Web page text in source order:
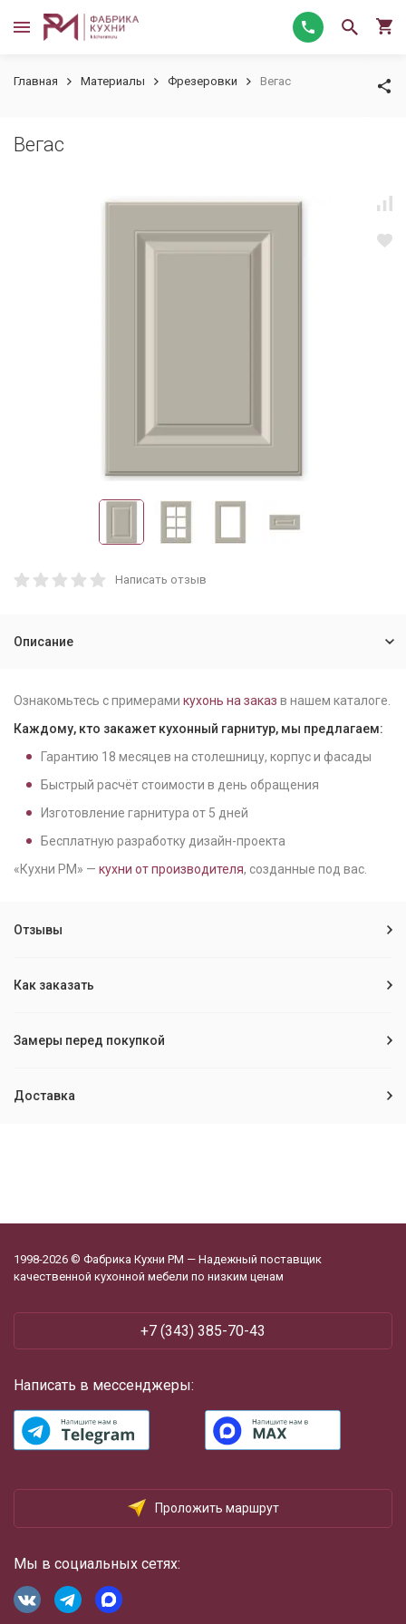
Главная Материалы Фрезеровки Вегас
Вегас
Написать отзыв
Описание
Ознакомьтесь с примерами кухонь на заказ в нашем каталоге.
Каждому, кто закажет кухонный гарнитур, мы предлагаем:
Гарантию 18 месяцев на столешницу, корпус и фасады
Быстрый расчёт стоимости в день обращения
Изготовление гарнитура от 5 дней
Бесплатную разработку дизайн-проекта
«Кухни РМ» — кухни от производителя, созданные под вас.
Отзывы
Как заказать
Замеры перед покупкой
Доставка
1998-2026 © Фабрика Кухни РМ — Надежный поставщик
качественной кухонной мебели по низким ценам
+7 (343) 385-70-43
Написать в мессенджеры:
Проложить маршрут
Мы в социальных сетях: